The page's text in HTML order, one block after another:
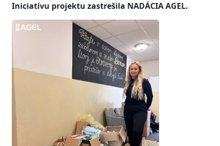
Iniciatívu projektu zastrešila NADÁCIA AGEL.